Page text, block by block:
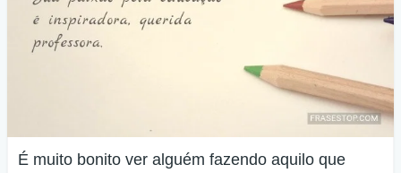
É muito bonito ver alguém fazendo aquilo que